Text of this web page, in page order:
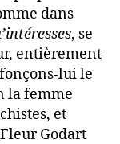
dans
, se
entièrement
lui le
la femme
et
Godart